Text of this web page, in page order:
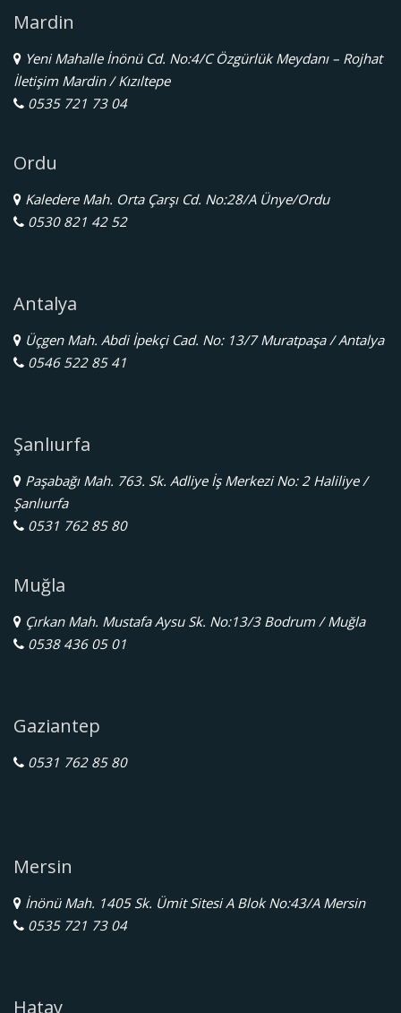
Mardin
Yeni Mahalle İnönü Cd. No:4/C Özgürlük Meydanı – Rojhat
İletişim Mardin / Kızıltepe
0535 721 73 04
Ordu
Kaledere Mah. Orta Çarşı Cd. No:28/A Ünye/Ordu
0530 821 42 52
Antalya
Üçgen Mah. Abdi İpekçi Cad. No: 13/7 Muratpaşa / Antalya
0546 522 85 41
Şanlıurfa
Paşabağı Mah. 763. Sk. Adliye İş Merkezi No: 2 Haliliye /
Şanlıurfa
0531 762 85 80
Muğla
Çırkan Mah. Mustafa Aysu Sk. No:13/3 Bodrum / Muğla
0538 436 05 01
Gaziantep
0531 762 85 80
Mersin
İnönü Mah. 1405 Sk. Ümit Sitesi A Blok No:43/A Mersin
0535 721 73 04
Hatay